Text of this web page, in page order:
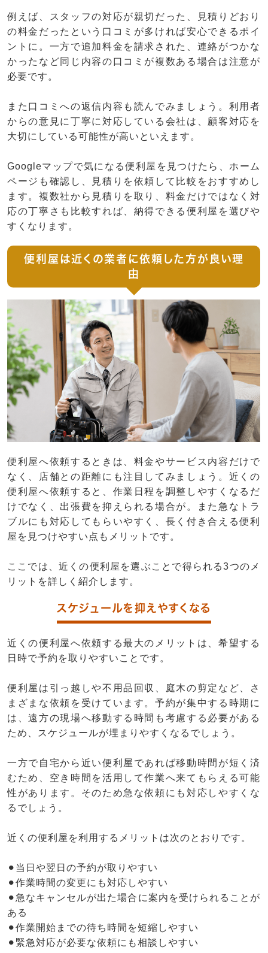
例えば、スタッフの対応が親切だった、見積りどおり
の料金だったという口コミが多ければ安心できるポイ
ントに。一方で追加料金を請求された、連絡がつかな
かったなど同じ内容の口コミが複数ある場合は注意が
必要です。
また口コミへの返信内容も読んでみましょう。利用者
からの意見に丁寧に対応している会社は、顧客対応を
大切にしている可能性が高いといえます。
Googleマップで気になる便利屋を見つけたら、ホーム
ページも確認し、見積りを依頼して比較をおすすめし
ます。複数社から見積りを取り、料金だけではなく対
応の丁寧さも比較すれば、納得できる便利屋を選びや
すくなります。
便利屋は近くの業者に依頼した方が良い理
由
便利屋へ依頼するときは、料金やサービス内容だけで
なく、店舗との距離にも注目してみましょう。近くの
便利屋へ依頼すると、作業日程を調整しやすくなるだ
けでなく、出張費を抑えられる場合が。また急なトラ
ブルにも対応してもらいやすく、長く付き合える便利
屋を見つけやすい点もメリットです。
ここでは、近くの便利屋を選ぶことで得られる3つのメ
リットを詳しく紹介します。
スケジュールを抑えやすくなる
近くの便利屋へ依頼する最大のメリットは、希望する
日時で予約を取りやすいことです。
便利屋は引っ越しや不用品回収、庭木の剪定など、さ
まざまな依頼を受けています。予約が集中する時期に
は、遠方の現場へ移動する時間も考慮する必要がある
ため、スケジュールが埋まりやすくなるでしょう。
一方で自宅から近い便利屋であれば移動時間が短く済
むため、空き時間を活用して作業へ来てもらえる可能
性があります。そのため急な依頼にも対応しやすくな
るでしょう。
近くの便利屋を利用するメリットは次のとおりです。
⚫︎当日や翌日の予約が取りやすい
⚫︎作業時間の変更にも対応しやすい
⚫︎急なキャンセルが出た場合に案内を受けられることが
ある
⚫︎作業開始までの待ち時間を短縮しやすい
⚫︎緊急対応が必要な依頼にも相談しやすい